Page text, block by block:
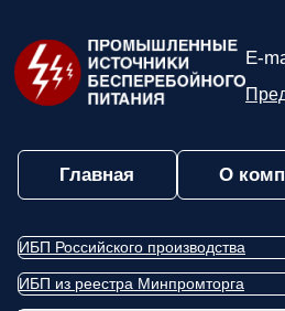
E-
Главная О
ИБП Российского производства
ИБП из реестра Минпромторга